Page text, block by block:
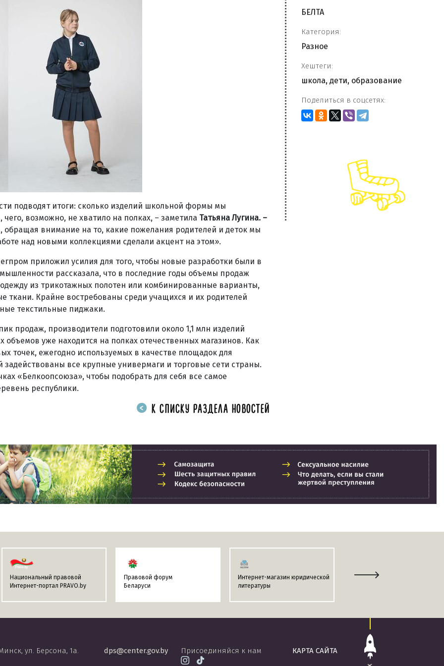
подводят итоги: сколько изделий школьной формы мы
возможно, не хватило на полках, – заметила Татьяна Лугина. –
внимание на то, какие пожелания родителей и деток мы
над новыми коллекциями сделали акцент на этом».
приложил усилия для того, чтобы новые разработки были в
рассказала, что в последние годы объемы продаж
из трикотажных полотен или комбинированные варианты,
ткани. Крайне востребованы среди учащихся и их родителей
текстильные пиджаки.
продаж, производители подготовили около 1,1 млн изделий
уже находится на полках отечественных магазинов. Как
точек, ежегодно используемых в качестве площадок для
все крупные универмаги и торговые сети страны.
«Белкоопсоюза», чтобы подобрать для себя все самое
республики.
БЕЛТА
Категория:
Разное
Хештеги:
школа, дети, образование
Поделиться в соцсетях:
К СПИСКУ РАЗДЕЛА НОВОСТЕЙ
Национальный правовой
Интернет-портал PRAVO.by
Правовой форум
Беларуси
Интернет-магазин юридической
литературы
Информационно-поисковая
КАРТА САЙТА
ул. Берсона, 1а. dps@center.gov.by Присоединяйся к нам